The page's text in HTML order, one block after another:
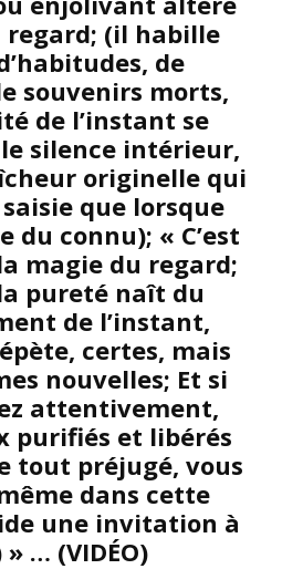
regard; (il habille
de
souvenirs morts,
de l’instant se
silence intérieur,
originelle qui
que lorsque
du connu); « C’est
magie du regard;
pureté naît du
de l’instant,
certes, mais
nouvelles; Et si
attentivement,
purifiés et libérés
tout préjugé, vous
dans cette
une invitation à
» … (VIDÉO)